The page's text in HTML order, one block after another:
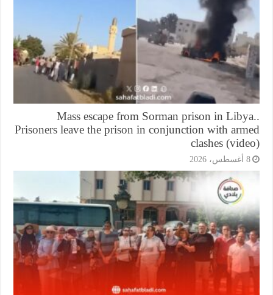
Mass escape from Sorman prison in
Prisoners leave the prison in conjunction with
clashes